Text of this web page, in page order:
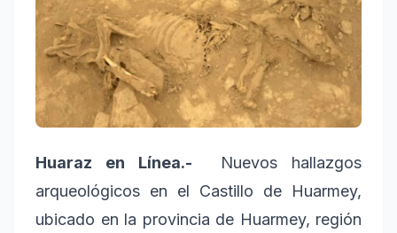
Huaraz en Línea.- Nuevos hallazgos
arqueológicos en el Castillo de Huarmey,
ubicado en la provincia de Huarmey, región